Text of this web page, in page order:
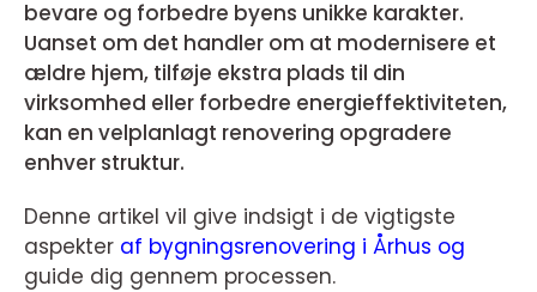
bevare og forbedre byens unikke karakter.
Uanset om det handler om at modernisere et
ældre hjem, tilføje ekstra plads til din
virksomhed eller forbedre energieffektiviteten,
kan en velplanlagt renovering opgradere
enhver struktur.
Denne artikel vil give indsigt i de vigtigste
aspekter af bygningsrenovering i Århus og
guide dig gennem processen.